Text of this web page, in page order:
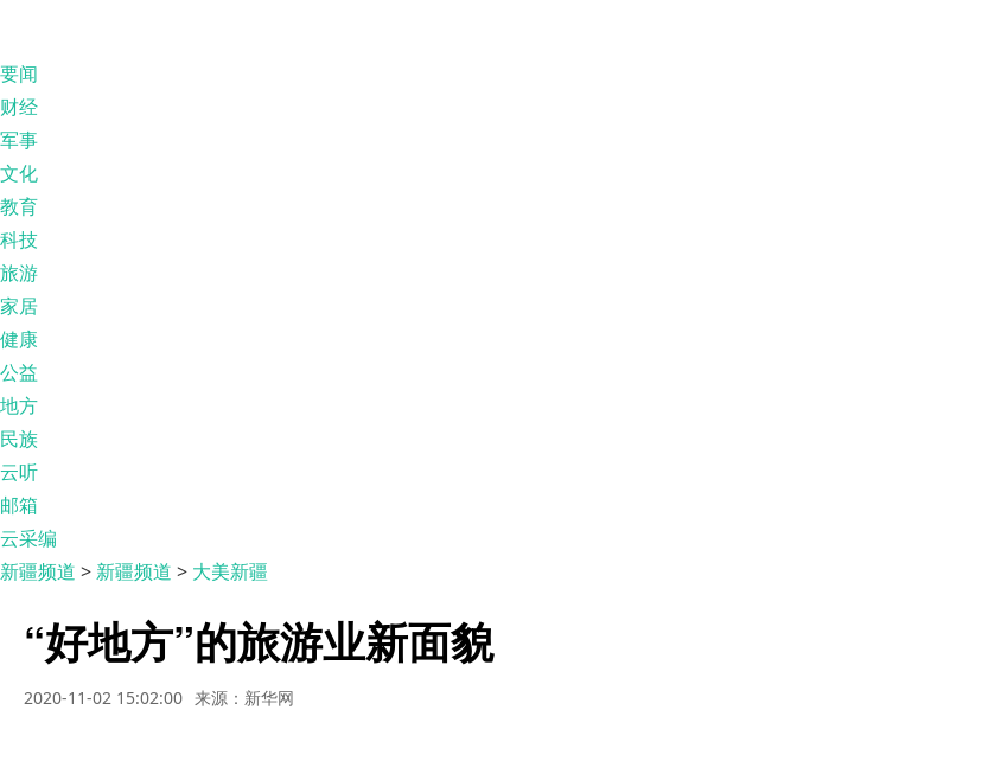
要闻
财经
军事
文化
教育
科技
旅游
家居
健康
公益
地方
民族
云听
邮箱
云采编
新疆频道 > 新疆频道 > 大美新疆
“好地方”的旅游业新面貌
2020-11-02 15:02:00 来源：新华网